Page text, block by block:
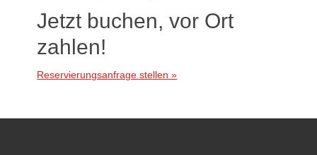
Jetzt buchen, vor Ort
zahlen!
Reservierungsanfrage stellen »